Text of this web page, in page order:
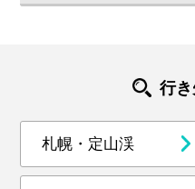
行
札幌・定山渓